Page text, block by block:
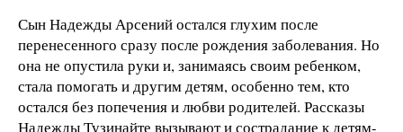
Сын Надежды Арсений остался глухим после
перенесенного сразу после рождения заболевания. Но
она не опустила руки и, занимаясь своим ребенком,
стала помогать и другим детям, особенно тем, кто
остался без попечения и любви родителей. Рассказы
Надежды Тузинайте вызывают и сострадание к детям-